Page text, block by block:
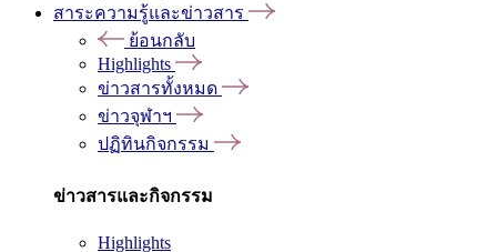
สาระความรู้และข่าวสาร
ย้อนกลับ
Highlights
ข่าวสารทั้งหมด
ข่าวจุฬาฯ
ปฏิทินกิจกรรม
ข่าวสารและกิจกรรม
Highlights